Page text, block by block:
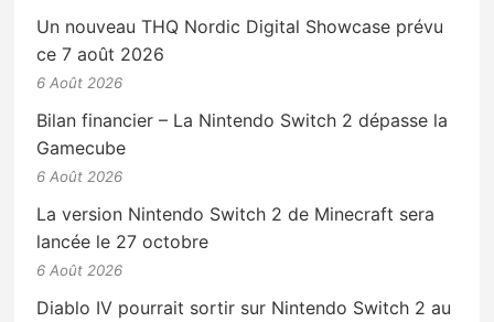
Un nouveau THQ Nordic Digital Showcase prévu
ce 7 août 2026
6 Août 2026
Bilan financier – La Nintendo Switch 2 dépasse la
Gamecube
6 Août 2026
La version Nintendo Switch 2 de Minecraft sera
lancée le 27 octobre
6 Août 2026
Diablo IV pourrait sortir sur Nintendo Switch 2 au